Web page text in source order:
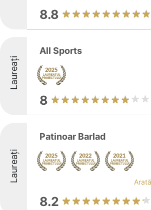
8.8
Laureați
All Sports
8
Laureați
Patinoar Barlad
8.2